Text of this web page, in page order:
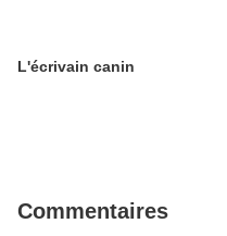
L'écrivain canin
Commentaires